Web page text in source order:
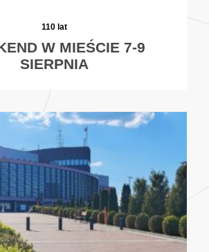
110 lat
W MIEŚCIE 7-9
SIERPNIA